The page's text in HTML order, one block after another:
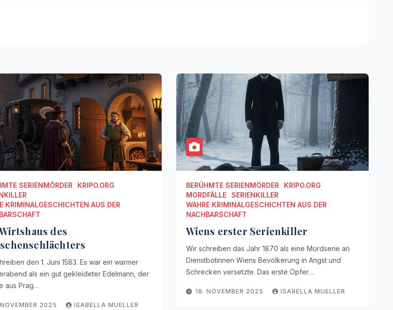
SERIENMÖRDER
KRIPO.ORG
KRIMINALGESCHICHTEN AUS DER
des
den 1. Juni 1583. Es war ein warmer
als ein gut gekleideter Edelmann, der
aus Prag…
2025 ISABELLA MUELLER
BERÜHMTE SERIENMÖRDER
KRIPO.ORG
MORDFÄLLE
SERIENKILLER
WAHRE KRIMINALGESCHICHTEN AUS DER
NACHBARSCHAFT
Wiens erster Serienkiller
Wir schreiben das Jahr 1870 als eine Mordserie an
Dienstbotinnen Wiens Bevölkerung in Angst und
Schrecken versetzte. Das erste Opfer…
18. NOVEMBER 2025 ISABELLA MUELLER